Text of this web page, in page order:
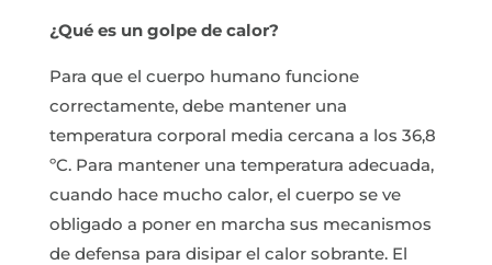
¿Qué es un golpe de calor?
Para que el cuerpo humano funcione
correctamente, debe mantener una
temperatura corporal media cercana a los 36,8
ºC. Para mantener una temperatura adecuada,
cuando hace mucho calor, el cuerpo se ve
obligado a poner en marcha sus mecanismos
de defensa para disipar el calor sobrante. El